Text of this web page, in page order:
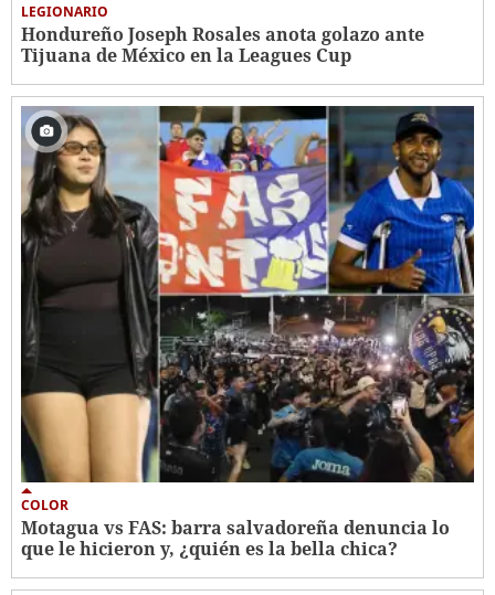
LEGIONARIO
Hondureño Joseph Rosales anota golazo ante
Tijuana de México en la Leagues Cup
COLOR
Motagua vs FAS: barra salvadoreña denuncia lo
que le hicieron y, ¿quién es la bella chica?